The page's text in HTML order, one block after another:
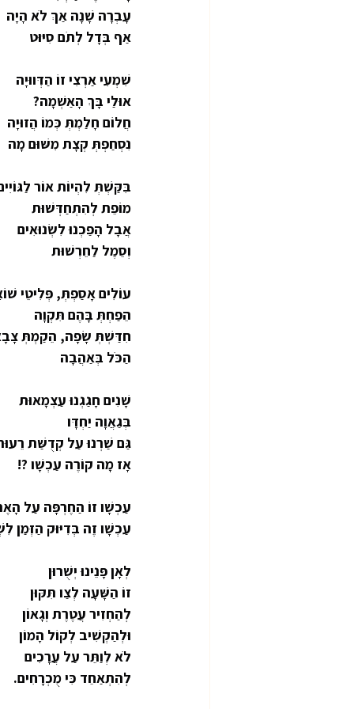
עָבְרָה שָׁנָה אַךְ לֹא הָיָה
אַף בְּדָל לְתֹם סִיּוּט
שִׁמְעִי אַרְצִי זוֹ הַדְּווּיָה
אוּלַי בָּךְ הָאַשְׁמָה?
חֲלוֹם חָלַמְתְּ כְּמוֹ הֲזוּיָה
נִסְחַפְתְּ קְצָת מִשּׁוּם מָה
בִּקַּשְׁתְּ לִהְיוֹת אוֹר
מוֹפֵת לְהִתְחַדְּשׁוּת
אֲבָל הָפַכְנוּ לִשְׂנוּאִים
וְסֵמֶל לַחֵרְשׁוּת
עוֹלִים אָסַפְתְּ, פְּלִיטֵי
הֵפַחְתְּ בָּהֶם תִּקְוָה
חִדַּשְׁתְּ שָׂפָה, הֵקַמְתְּ
הַכֹּל בְּאַהֲבָה
שָׁנִים חָגַגְנוּ עַצְמָאוּת
בְּגַאֲוָה יַחְדָּו
גַּם שַׁרְנוּ עַל קְדֻשַּׁת
אָז מָה קוֹרֶה עַכְשָׁו ?!
עַכְשָׁו זוֹ הַחֶרְפָּה עַל
עַכְשָׁו זֶה בְּדִיּוּק הַזְּמַן
לְאָן פָּנֵינוּ יְשֻׁרוּן
זוֹ הַשָּׁעָה לְצַו תִּקּוּן
לְהַחְזִיר עֲטֶרֶת וְגָאוֹן
וּלְהַקְשִׁיב לְקוֹל הָמוֹן
לֹא לְוַתֵּר עַל עֲרָכִים
לְהִתְאַחֵד כִּי מֻכְרָחִים.